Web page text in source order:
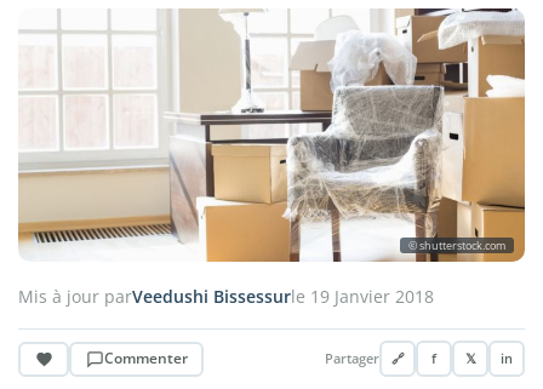
© shutterstock.com
Mis à jour parVeedushi Bissessurle 19 Janvier 2018
Commenter Partager 🔗 f 𝕏 in